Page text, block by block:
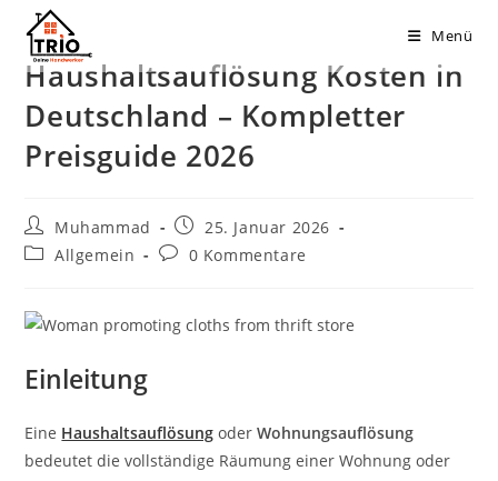
Inhalt
springen
Menü
Haushaltsauflösung Kosten in
Deutschland – Kompletter
Preisguide 2026
Beitrags-
Autor:
Muhammad
Beitrag
veröffentlicht:
25. Januar 2026
Beitrags-
Allgemein
Beitrags-
0 Kommentare
Einleitung
Eine Haushaltsauflösung oderWohnungsauflösung
bedeutet die vollständige Räumung einer Wohnung oder